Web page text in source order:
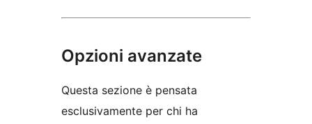
Opzioni avanzate
Questa sezione è pensata
esclusivamente per chi ha